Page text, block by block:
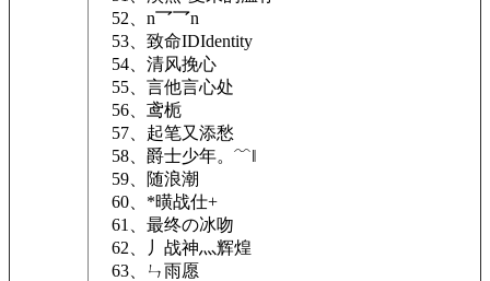
52、n乛乛n
53、致命IDIdentity
54、清风挽心
55、言他言心处
56、鸢栀
57、起笔又添愁
58、爵士少年。﹌‖
59、随浪潮
60、*曂战仕+
61、最终の冰吻
62、丿战神灬辉煌
63、ㄣ雨愿